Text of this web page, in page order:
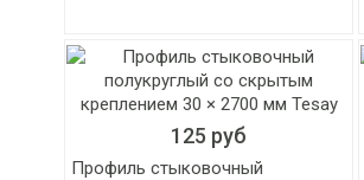
125 руб
Профиль стыковочный